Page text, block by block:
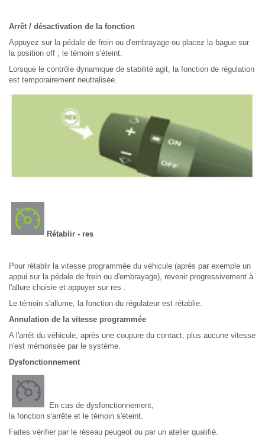
Arrêt / désactivation de la fonction
Appuyez sur la pédale de frein ou d'embrayage ou placez la bague sur
la position off , le témoin s'éteint.
Lorsque le contrôle dynamique de stabilité agit, la fonction de régulation
est temporairement neutralisée.
Rétablir - res
Pour rétablir la vitesse programmée du véhicule (après par exemple un
appui sur la pédale de frein ou d'embrayage), revenir progressivement à
l'allure choisie et appuyer sur res .
Le témoin s'allume, la fonction du régulateur est rétablie.
Annulation de la vitesse programmée
A l'arrêt du véhicule, après une coupure du contact, plus aucune vitesse
n'est mémorisée par le système.
Dysfonctionnement
En cas de dysfonctionnement,
la fonction s'arrête et le témoin s'éteint.
Faites vérifier par le réseau peugeot ou par un atelier qualifié.